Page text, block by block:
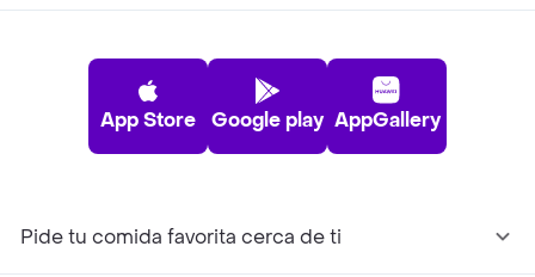
App Store Google play AppGallery
Pide tu comida favorita cerca de ti